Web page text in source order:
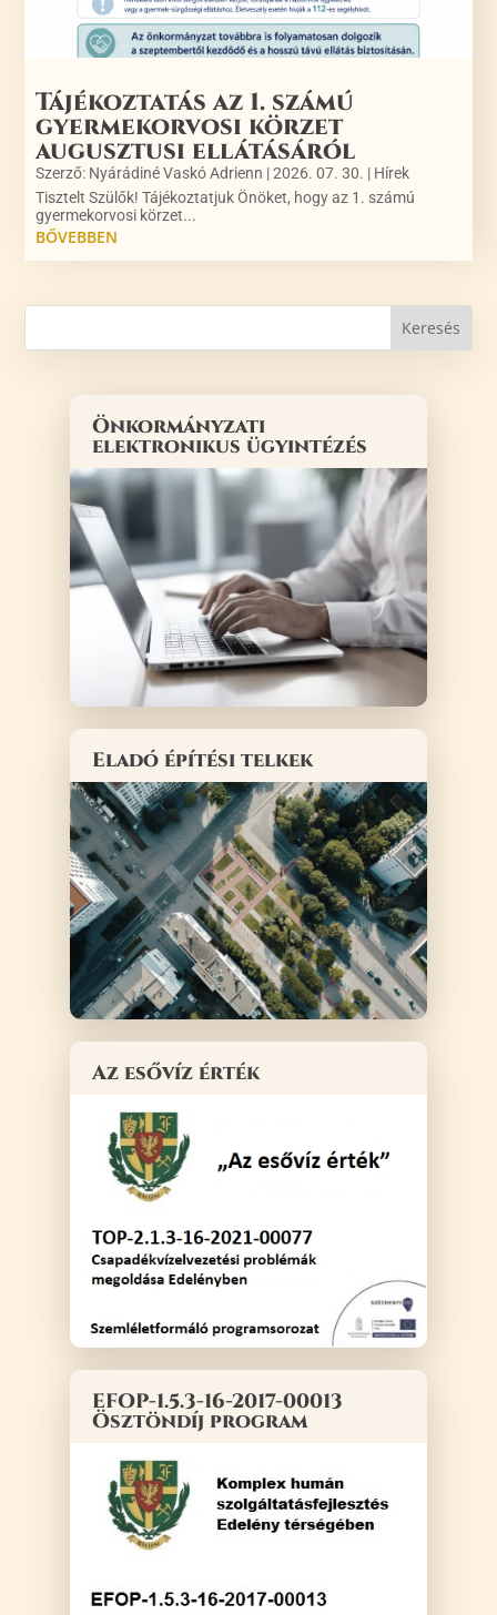
Tájékoztatás az 1. számú
gyermekorvosi körzet
augusztusi ellátásáról
Szerző: Nyárádiné Vaskó Adrienn |2026. 07. 30. | Hírek
Tisztelt Szülők! Tájékoztatjuk Önöket, hogy az 1. számú
gyermekorvosi körzet...
BŐVEBBEN
Önkormányzati
elektronikus ügyintézés
Eladó építési telkek
Az esővíz érték
EFOP-1.5.3-16-2017-00013
Ösztöndíj program